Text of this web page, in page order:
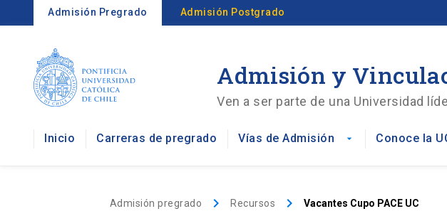
Admisión Pregrado Admisión Postgrado
Admisión y
Ven a ser parte de una Universidad
Inicio Carreras de pregrado Vías de Admisión arrow_drop_down Conoce la
Admisión pregrado keyboard_arrow_right Recursos keyboard_arrow_right Vacantes Cupo PACE UC